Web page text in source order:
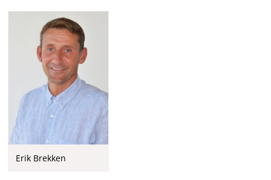
Erik Brekken